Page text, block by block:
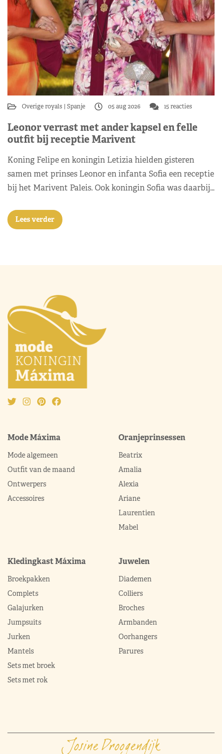
Overige royals Spanje 05 aug 2026 15 reacties
Leonor verrast met ander kapsel en felle
outfit bij receptie Marivent
Koning Felipe en koningin Letizia hielden gisteren
samen met prinses Leonor en infanta Sofia een receptie
bij het Marivent Paleis. Ook koningin Sofia was daarbij…
Lees verder
Mode Máxima
Mode algemeen
Outfit van de maand
Ontwerpers
Accessoires
Oranjeprinsessen
Beatrix
Amalia
Alexia
Ariane
Laurentien
Mabel
Kledingkast Máxima
Broekpakken
Complets
Galajurken
Jumpsuits
Jurken
Mantels
Sets met broek
Sets met rok
Juwelen
Diademen
Colliers
Broches
Armbanden
Oorhangers
Parures